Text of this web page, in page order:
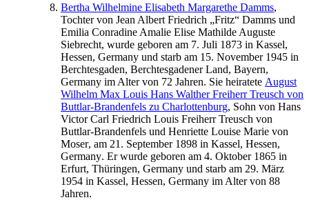
Bertha Wilhelmine Elisabeth Margarethe Damms,
Tochter von Jean Albert Friedrich „Fritz“ Damms und
Emilia Conradine Amalie Elise Mathilde Auguste
Siebrecht, wurde geboren am 7. Juli 1873 in Kassel,
Hessen, Germany und starb am 15. November 1945 in
Berchtesgaden, Berchtesgadener Land, Bayern,
Germany im Alter von 72 Jahren. Sie heiratete August
Wilhelm Max Louis Hans Walther Freiherr Treusch von
Buttlar-Brandenfels zu Charlottenburg, Sohn von Hans
Victor Carl Friedrich Louis Freiherr Treusch von
Buttlar-Brandenfels und Henriette Louise Marie von
Moser, am 21. September 1898 in Kassel, Hessen,
Germany. Er wurde geboren am 4. Oktober 1865 in
Erfurt, Thüringen, Germany und starb am 29. März
1954 in Kassel, Hessen, Germany im Alter von 88
Jahren.